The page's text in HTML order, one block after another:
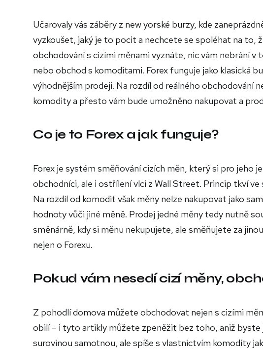
Učarovaly vás záběry z new yorské burzy, kde
vyzkoušet, jaký je to pocit a nechcete se spoléhat na to,
obchodování s cizími měnami vyznáte, nic vám nebrání v
nebo obchod s komoditami. Forex funguje jako klasická
výhodnějším prodeji. Na rozdíl od reálného obchodování
komodity a přesto vám bude umožněno nakupovat a
Co je to Forex a jak funguje?
Forex je systém směňování cizích měn, který si pro jeho
obchodníci, ale i ostřílení vlci z Wall Street. Princip tkví
Na rozdíl od komodit však měny nelze nakupovat jako
hodnoty vůči jiné měně. Prodej jedné měny tedy nutně
směnárně, kdy si měnu nekupujete, ale směňujete za
nejen o Forexu.
Pokud vám nesedí cizí měny,
Z pohodlí domova můžete obchodovat nejen s cizími
obilí – i tyto artikly můžete zpeněžit bez toho, aniž
surovinou samotnou, ale spíše s vlastnictvím komodity